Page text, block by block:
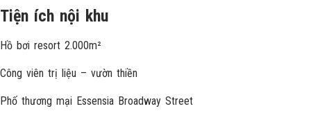
Tiện ích nội khu
Hồ bơi resort 2.000m²
Công viên trị liệu – vườn thiền
Phố thương mại Essensia Broadway Street